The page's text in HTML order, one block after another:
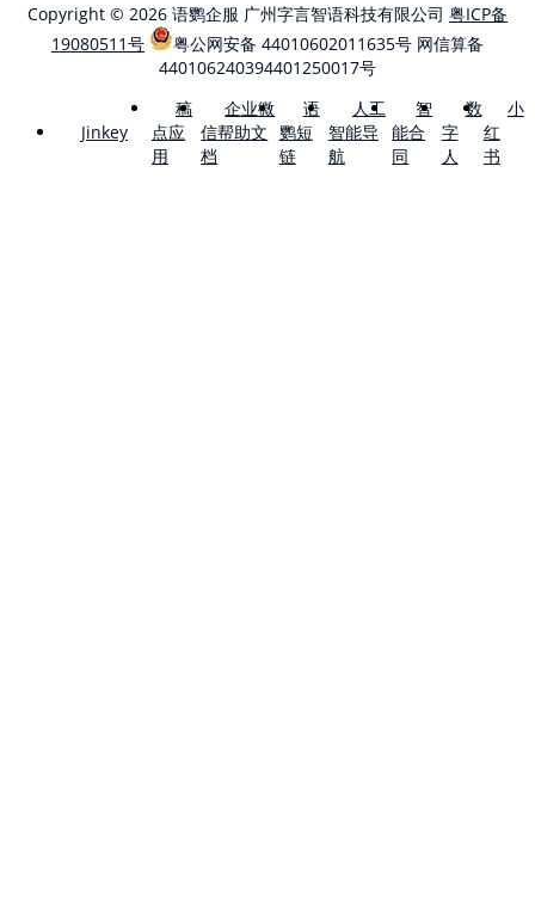
Copyright © 2026 语鹦企服 广州字言智语科技有限公司 粤ICP备
19080511号
粤公网安备 44010602011635号 网信算备
440106240394401250017号
Jinkey
稿
点应
用
企业微
信帮助文
档
语
鹦短
链
人工
智能导
航
智
能合
同
数
字
人
小
红
书